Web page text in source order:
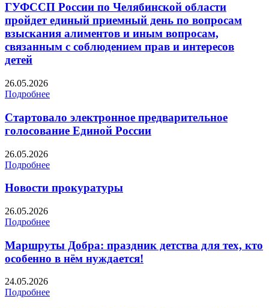
ГУФССП России по Челябинской области
пройдет единый приемный день по вопросам
взыскания алиментов и иным вопросам,
связанным с соблюдением прав и интересов
детей
26.05.2026
Подробнее
Стартовало электронное предварительное
голосование Единой России
26.05.2026
Подробнее
Новости прокуратуры
26.05.2026
Подробнее
Маршруты Добра: праздник детства для тех, кто
особенно в нём нуждается!
24.05.2026
Подробнее